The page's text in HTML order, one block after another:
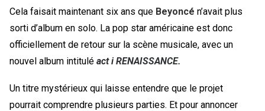
Cela faisait maintenant six ans que Beyoncé n’avait plus
sorti d’album en solo. La pop star américaine est donc
officiellement de retour sur la scène musicale, avec un
nouvel album intitulé act i RENAISSANCE.
Un titre mystérieux qui laisse entendre que le projet
pourrait comprendre plusieurs parties. Et pour annoncer